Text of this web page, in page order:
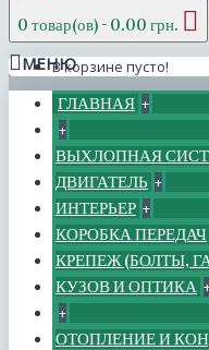
0 товар(ов) - 0.00 грн.
В корзине пусто!
МЕНЮ
ГЛАВНАЯ +
+
ВЫХЛОПНАЯ
ДВИГАТЕЛЬ +
ИНТЕРЬЕР +
КОРОБКА ПЕРЕДАЧ
КРЕПЕЖ (БОЛТЫ,
КУЗОВ И ОПТИКА
+
ОТОПЛЕНИЕ И